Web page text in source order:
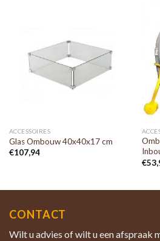
ACCESSOIRES
Glas Ombouw 40x40x17 cm
€107,94
€
CONTACT
Wilt u advies of wilt u een afspraak